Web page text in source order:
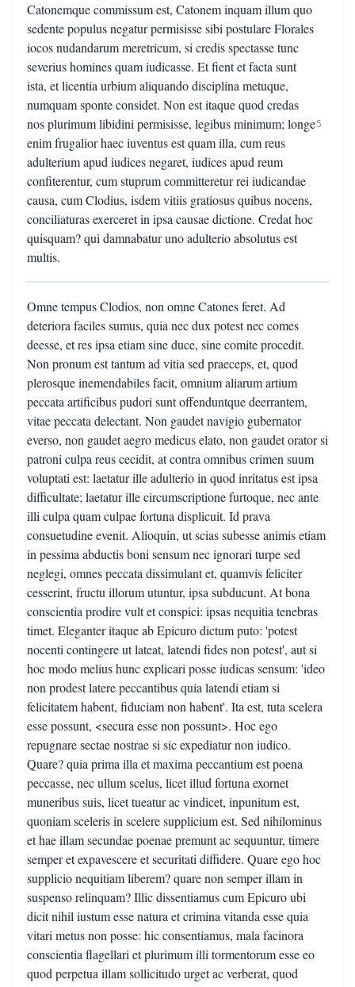
Catonemque commissum est, Catonem inquam illum quo
sedente populus negatur permisisse sibi postulare Florales
iocos nudandarum meretricum, si credis spectasse tunc
severius homines quam iudicasse. Et fient et facta sunt
ista, et licentia urbium aliquando disciplina metuque,
numquam sponte considet. Non est itaque quod credas
nos plurimum libidini permisisse, legibus minimum; longe
enim frugalior haec iuventus est quam illa, cum reus
adulterium apud iudices negaret, iudices apud reum
confiterentur, cum stuprum committeretur rei iudicandae
causa, cum Clodius, isdem vitiis gratiosus quibus nocens,
conciliaturas exerceret in ipsa causae dictione. Credat hoc
quisquam? qui damnabatur uno adulterio absolutus est
multis.
5
Omne tempus Clodios, non omne Catones feret. Ad
deteriora faciles sumus, quia nec dux potest nec comes
deesse, et res ipsa etiam sine duce, sine comite procedit.
Non pronum est tantum ad vitia sed praeceps, et, quod
plerosque inemendabiles facit, omnium aliarum artium
peccata artificibus pudori sunt offenduntque deerrantem,
vitae peccata delectant. Non gaudet navigio gubernator
everso, non gaudet aegro medicus elato, non gaudet orator si
patroni culpa reus cecidit, at contra omnibus crimen suum
voluptati est: laetatur ille adulterio in quod inritatus est ipsa
difficultate; laetatur ille circumscriptione furtoque, nec ante
illi culpa quam culpae fortuna displicuit. Id prava
consuetudine evenit. Alioquin, ut scias subesse animis etiam
in pessima abductis boni sensum nec ignorari turpe sed
neglegi, omnes peccata dissimulant et, quamvis feliciter
cesserint, fructu illorum utuntur, ipsa subducunt. At bona
conscientia prodire vult et conspici: ipsas nequitia tenebras
timet. Eleganter itaque ab Epicuro dictum puto: 'potest
nocenti contingere ut lateat, latendi fides non potest', aut si
hoc modo melius hunc explicari posse iudicas sensum: 'ideo
non prodest latere peccantibus quia latendi etiam si
felicitatem habent, fiduciam non habent'. Ita est, tuta scelera
esse possunt, <secura esse non possunt>. Hoc ego
repugnare sectae nostrae si sic expediatur non iudico.
Quare? quia prima illa et maxima peccantium est poena
peccasse, nec ullum scelus, licet illud fortuna exornet
muneribus suis, licet tueatur ac vindicet, inpunitum est,
quoniam sceleris in scelere supplicium est. Sed nihilominus
et hae illam secundae poenae premunt ac sequuntur, timere
semper et expavescere et securitati diffidere. Quare ego hoc
supplicio nequitiam liberem? quare non semper illam in
suspenso relinquam? Illic dissentiamus cum Epicuro ubi
dicit nihil iustum esse natura et crimina vitanda esse quia
vitari metus non posse: hic consentiamus, mala facinora
conscientia flagellari et plurimum illi tormentorum esse eo
quod perpetua illam sollicitudo urget ac verberat, quod